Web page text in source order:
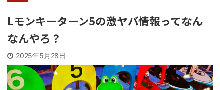
Lモンキーターン5の激ヤバ情報ってなん
なんやろ？
2025年5月28日